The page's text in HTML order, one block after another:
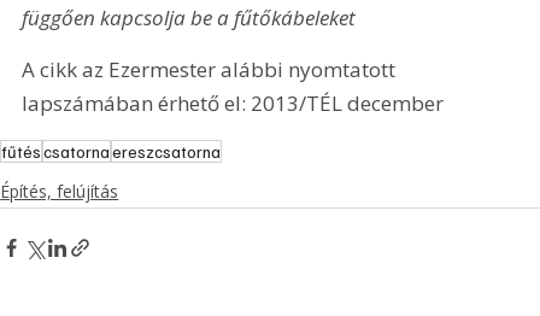
függően kapcsolja be a fűtőkábeleket
A cikk az Ezermester alábbi nyomtatott
lapszámában érhető el: 2013/TÉL december
fűtéscsatornaereszcsatorna
Építés, felújítás